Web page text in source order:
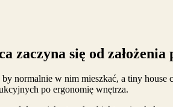
zaczyna się od
normalnie w nim mieszkać, a tiny
po ergonomię wnętrza.